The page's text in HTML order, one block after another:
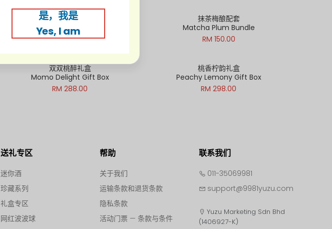
双果多汁配套
Juicy Twins Bundle
RM 138.00
抹茶梅酿配套
Matcha Plum Bundle
RM 150.00
双双桃醉礼盒
Momo Delight Gift Box
RM 288.00
桃香柠韵礼盒
Peachy Lemony Gift Box
RM 298.00
送礼专区
迷你酒
珍藏系列
礼盒专区
网红波波球
帮助
关于我们
运输条款和退货条款
隐私条款
活动门票 — 条款与条件
联系我们
011-35069981
support@9981yuzu.com
Yuzu Marketing Sdn Bhd
(1406927-K)
是，我是
Yes, I am